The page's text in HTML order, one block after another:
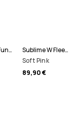
Snuggle W Funktionsshirt Damen
Sublime W Fleece Hoodie Damen
Soft Pink
89,90 €